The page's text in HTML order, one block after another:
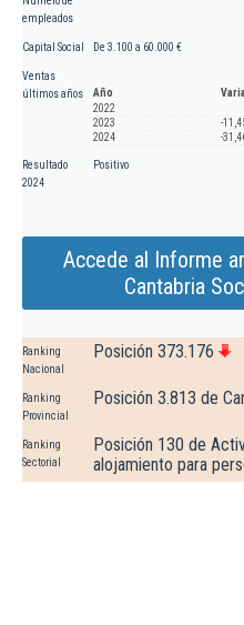
empleados
Capital Social De 3.100 a 60.000 €
Ventas
últimos años
Año
2022
2023
-
2024
-
Resultado
2024
Positivo
Accede al Informe
Cantabria
Ranking
Nacional
Posición 373.176
Ranking
Provincial
Posición 3.813 de
Ranking
Sectorial
Posición 130 de
alojamiento para